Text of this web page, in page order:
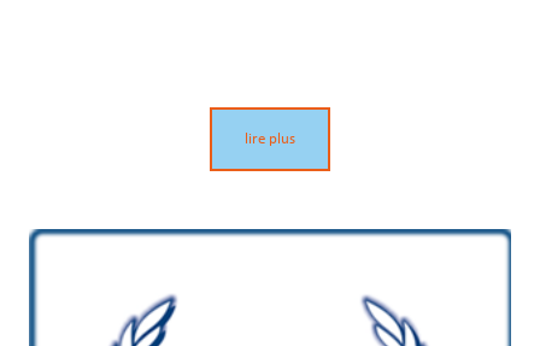
lire plus